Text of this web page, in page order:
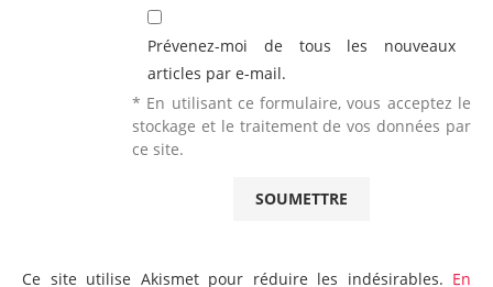
Prévenez-moi de tous les nouveaux
articles par e-mail.
* En utilisant ce formulaire, vous acceptez le
stockage et le traitement de vos données par
ce site.
Ce site utilise Akismet pour réduire les indésirables. En